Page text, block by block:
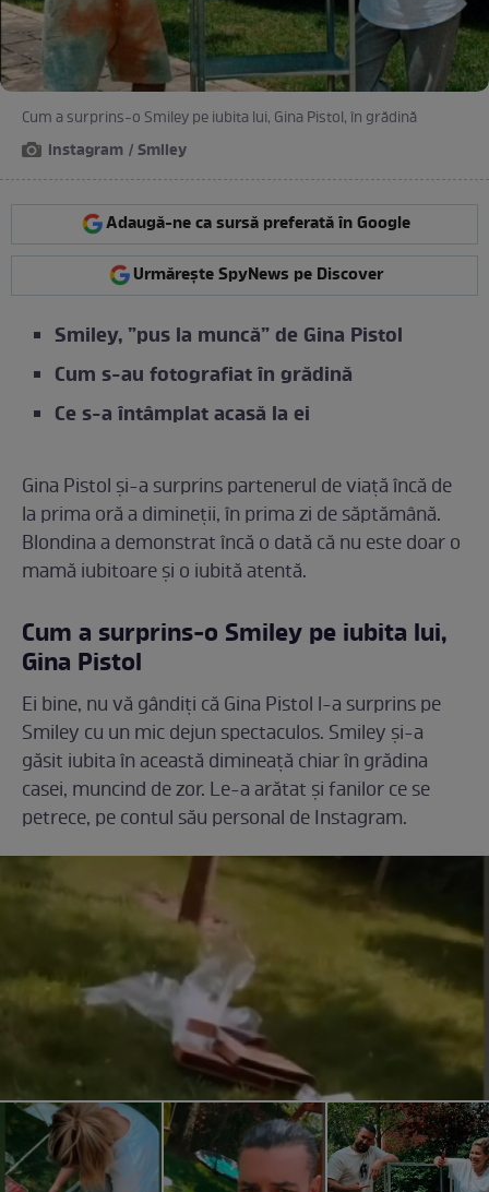
Cum a surprins-o Smiley pe iubita lui, Gina Pistol, în grădină
instagram / Smiley
Adaugă-ne ca sursă preferată în Google
Urmărește SpyNews pe Discover
Smiley, ”pus la muncă” de Gina Pistol
Cum s-au fotografiat în grădină
Ce s-a întâmplat acasă la ei
Gina Pistol și-a surprins partenerul de viață încă de
la prima oră a dimineții, în prima zi de săptămână.
Blondina a demonstrat încă o dată că nu este doar o
mamă iubitoare și o iubită atentă.
Cum a surprins-o Smiley pe iubita lui,
Gina Pistol
Ei bine, nu vă gândiți că Gina Pistol l-a surprins pe
Smiley cu un mic dejun spectaculos. Smiley și-a
găsit iubita în această dimineață chiar în grădina
casei, muncind de zor. Le-a arătat și fanilor ce se
petrece, pe contul său personal de Instagram.